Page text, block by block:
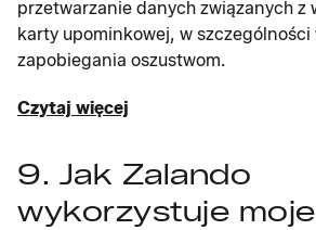
przetwarzanie danych związanych z
karty upominkowej, w szczególności
zapobiegania oszustwom.
Czytaj więcej
9. Jak Zalando
wykorzystuje